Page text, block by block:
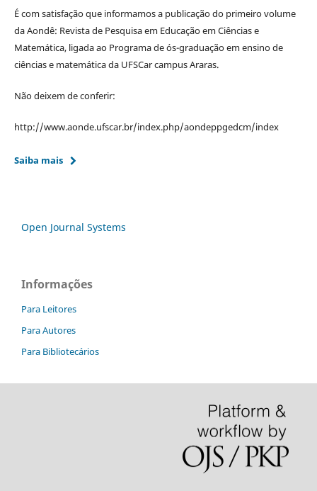
É com satisfação que informamos a publicação do primeiro volume
da Aondê: Revista de Pesquisa em Educação em Ciências e
Matemática, ligada ao Programa de ós-graduação em ensino de
ciências e matemática da UFSCar campus Araras.
Não deixem de conferir:
http://www.aonde.ufscar.br/index.php/aondeppgedcm/index
Saiba mais
Open Journal Systems
Informações
Para Leitores
Para Autores
Para Bibliotecários